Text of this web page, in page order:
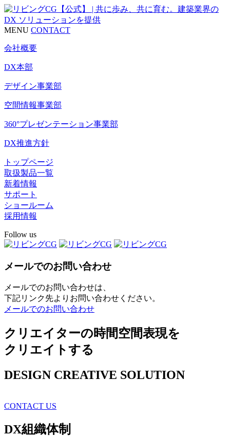
MENU CONTACT
会社概要
DX本部
デザイン事業部
空間情報事業部
360°プレゼンテーション事業部
DX推進方針
トップページ
取扱製品一覧
新着情報
サポート
ショールーム
採用情報
Follow us
メールでのお問い合わせ
メールでのお問い合わせは、
下記リンク先よりお問い合わせください。
メールでのお問い合わせ
クリエイターの時間空間表現を
クリエイトする
DESIGN CREATIVE SOLUTION
CONTACT US
DX組織体制